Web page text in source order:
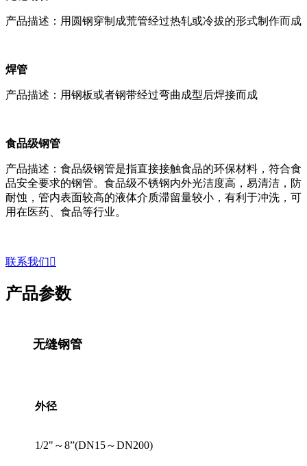
产品描述：用圆钢穿制成荒管经过热轧或冷拔的形式制作而成
焊管
产品描述：用钢板或者钢带经过弯曲成型后焊接而成
食品级钢管
产品描述：食品级钢管是指直接接触食品的环保材料，符合食
品安全要求的钢管。食品级不锈钢内外光洁度高，易清洁，防
耐蚀，管内表面较高的液体介质滞留量较小，有利于冲洗，可
用在医药、食品等行业。
联系我们
产品参数
无缝钢管
外径
1/2"～8”(DN15～DN200)